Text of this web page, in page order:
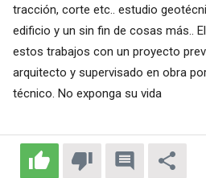
tracción, corte etc.. estudio
edificio y un sin fin de cosas más..
estos trabajos con un proyecto
arquitecto y supervisado en obra
técnico. No exponga su vida